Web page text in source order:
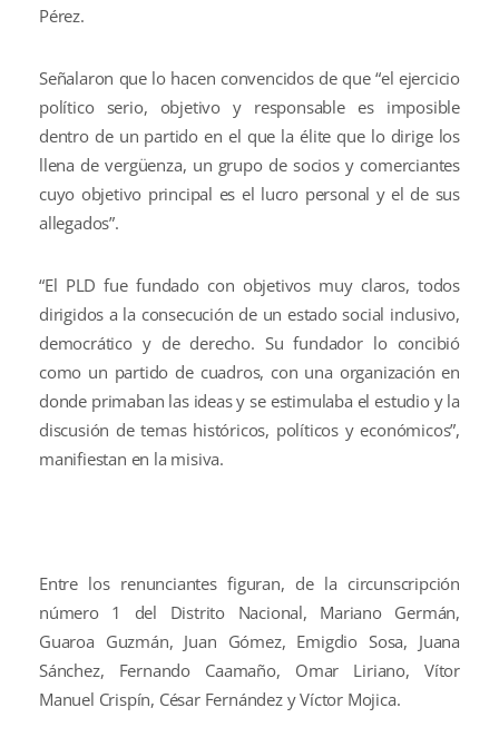
Pérez.
Señalaron que lo hacen convencidos de que “el ejercicio
político serio, objetivo y responsable es imposible
dentro de un partido en el que la élite que lo dirige los
llena de vergüenza, un grupo de socios y comerciantes
cuyo objetivo principal es el lucro personal y el de sus
allegados”.
“El PLD fue fundado con objetivos muy claros, todos
dirigidos a la consecución de un estado social inclusivo,
democrático y de derecho. Su fundador lo concibió
como un partido de cuadros, con una organización en
donde primaban las ideas y se estimulaba el estudio y la
discusión de temas históricos, políticos y económicos”,
manifiestan en la misiva.
Entre los renunciantes figuran, de la circunscripción
número 1 del Distrito Nacional, Mariano Germán,
Guaroa Guzmán, Juan Gómez, Emigdio Sosa, Juana
Sánchez, Fernando Caamaño, Omar Liriano, Vítor
Manuel Crispín, César Fernández y Víctor Mojica.